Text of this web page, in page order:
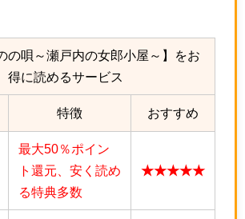
の唄～瀬戸内の女郎小屋～】をお
得に読めるサービス
特徴 おすすめ
最大50％ポイン
ト還元、安く読め
る特典多数
★★★★★